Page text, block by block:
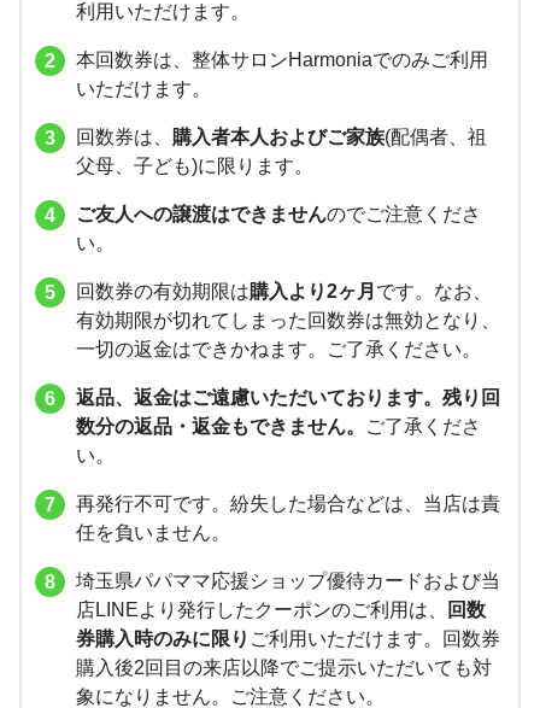
利用いただけます。
本回数券は、整体サロンHarmoniaでのみご利用
いただけます。
回数券は、 購入者本人およびご家族(配偶者、祖
父母、子ども)に限ります。
ご友人への譲渡はできませんのでご注意くださ
い。
回数券の有効期限は購入より2ヶ月 です。なお、
有効期限が切れてしまった回数券は無効となり、
一切の返金はできかねます。ご了承ください。
返品、返金はご遠慮いただいております。残り回
数分の返品・返金もできません。
ご了承くださ
い。
再発行不可です。紛失した場合などは、当店は責
任を負いません。
埼玉県パパママ応援ショップ優待カードおよび当
店LINEより発行したクーポンのご利用は、
回数
券購入時のみに限り ご利用いただけます。回数券
購入後2回目の来店以降でご提示いただいても対
象になりません。ご注意ください。